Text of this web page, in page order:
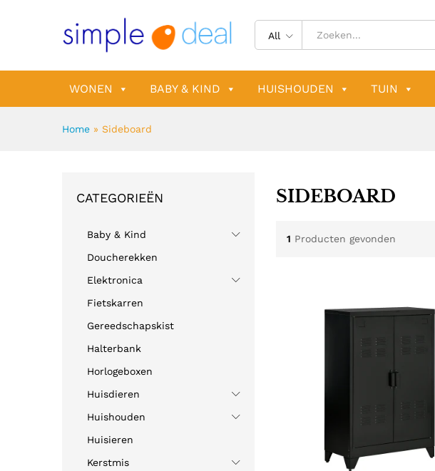
All
WONEN BABY & KIND HUISHOUDEN TUIN
Home » Sideboard
SIDEBOARD
1 Producten gevonden
CATEGORIEËN
Baby & Kind
Doucherekken
Elektronica
Fietskarren
Gereedschapskist
Halterbank
Horlogeboxen
Huisdieren
Huishouden
Huisieren
Kerstmis